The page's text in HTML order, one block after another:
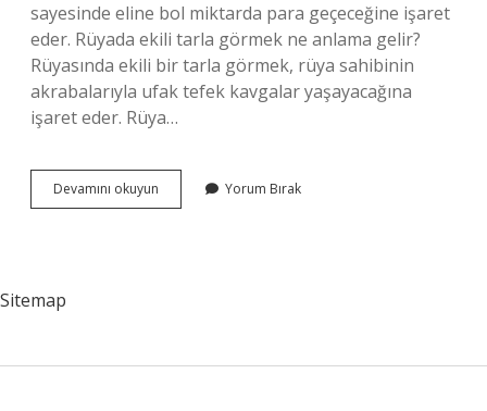
sayesinde eline bol miktarda para geçeceğine işaret
eder. Rüyada ekili tarla görmek ne anlama gelir?
Rüyasında ekili bir tarla görmek, rüya sahibinin
akrabalarıyla ufak tefek kavgalar yaşayacağına
işaret eder. Rüya…
Devamını okuyun
Topraklı
Yorum Bırak
Sitemap